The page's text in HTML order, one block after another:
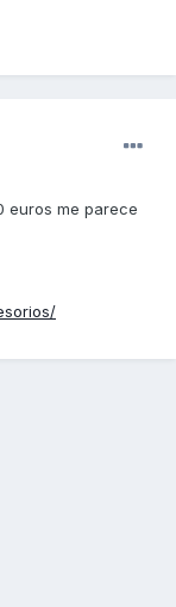
euros me parece